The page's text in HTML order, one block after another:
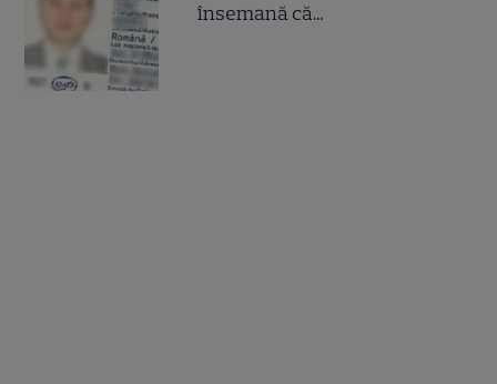
însemană că...